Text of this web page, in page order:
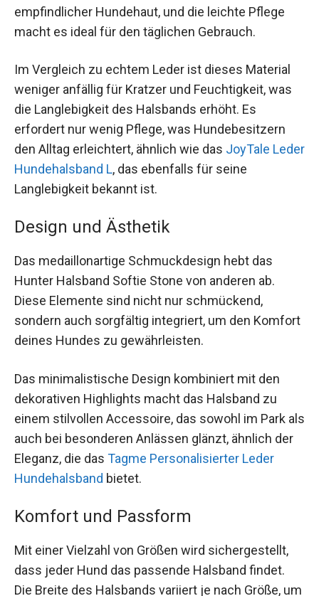
empfindlicher Hundehaut, und die leichte Pflege
macht es ideal für den täglichen Gebrauch.
Im Vergleich zu echtem Leder ist dieses Material
weniger anfällig für Kratzer und Feuchtigkeit, was
die Langlebigkeit des Halsbands erhöht. Es
erfordert nur wenig Pflege, was Hundebesitzern
den Alltag erleichtert, ähnlich wie das JoyTale Leder
Hundehalsband L, das ebenfalls für seine
Langlebigkeit bekannt ist.
Design und Ästhetik
Das medaillonartige Schmuckdesign hebt das
Hunter Halsband Softie Stone von anderen ab.
Diese Elemente sind nicht nur schmückend,
sondern auch sorgfältig integriert, um den Komfort
deines Hundes zu gewährleisten.
Das minimalistische Design kombiniert mit den
dekorativen Highlights macht das Halsband zu
einem stilvollen Accessoire, das sowohl im Park als
auch bei besonderen Anlässen glänzt, ähnlich der
Eleganz, die das Tagme Personalisierter Leder
Hundehalsband bietet.
Komfort und Passform
Mit einer Vielzahl von Größen wird sichergestellt,
dass jeder Hund das passende Halsband findet.
Die Breite des Halsbands variiert je nach Größe, um